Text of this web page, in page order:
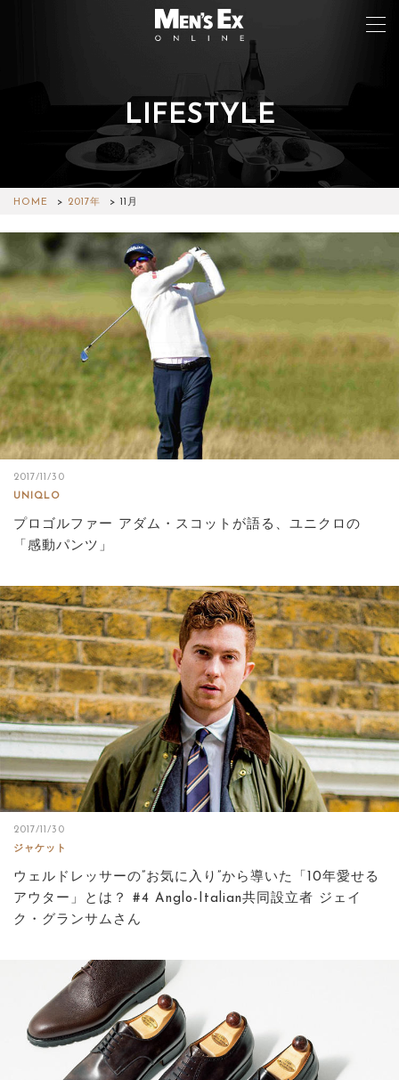
LIFESTYLE
HOME 2017年 11月
2017/11/30
UNIQLO
プロゴルファー アダム・スコットが語る、ユニクロの
「感動パンツ」
2017/11/30
ジャケット
ウェルドレッサーの”お気に入り”から導いた「10年愛せる
アウター」とは？ #4 Anglo-Italian共同設立者 ジェイ
ク・グランサムさん
FASHION
WATCH
CAR&BIKE
LIFESTYLE
COLUMN
MAGAZINE
ABOUT SITE
サイトマップ